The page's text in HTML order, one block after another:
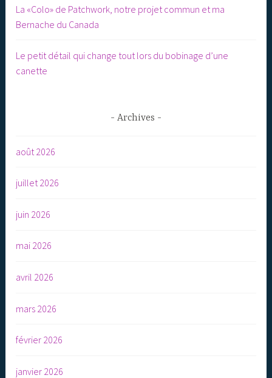
La «Colo» de Patchwork, notre projet commun et ma
Bernache du Canada
Le petit détail qui change tout lors du bobinage d’une
canette
Archives
août 2026
juillet 2026
juin 2026
mai 2026
avril 2026
mars 2026
février 2026
janvier 2026